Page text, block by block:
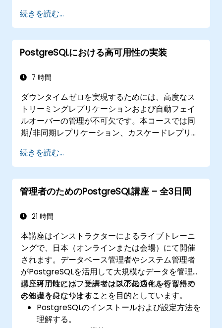
また、パフォーマンスが低下しているクエリの特
定方法、データベース性能の監視手法、さらには
PostgreSQLをより効率的に運用するためのチュー
ニング技術も学んでいただけます。
続きを読む...
PostgreSQLにおける高可用性の実装
7 時間
ダウンタイムゼロを実現するためには、高度なス
トリーミングレプリケーションおよび自動フェイ
ルオーバーの管理が不可欠です。本コースでは同
期/非同期レプリケーション、カスケードレプリケ
ベースバックアップの作成、そしてストリーミン
グ設定の監視方法について解説します。さらに、
接続プール用ツールとしてpgpool-IIを活用し、高
負荷なビジネス環境でも安定して機能する高可用
築する手法も学びます。
続きを読む...
管理者のためのPostgreSQL講座 – 全3日間
21 時間
本講座はインストラクターによるライブトレーニ
ングで、日本（オンラインまたは会場）にて開催
されます。データベース管理者やシステム管理者
がPostgreSQLを活用して大規模なデータを管理
し、可用性とパフォーマンスの最適化を行うため
の知識を身につけることを目的としています。
講座終了時には、受講者は以下のスキルを習得で
きるようになります：
PostgreSQLのインストールおよび設定方法を
理解する。